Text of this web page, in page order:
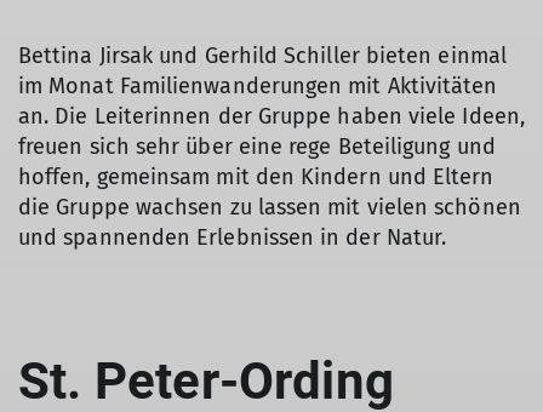
Bettina Jirsak und Gerhild Schiller bieten einmal
im Monat Familienwanderungen mit Aktivitäten
an. Die Leiterinnen der Gruppe haben viele Ideen,
freuen sich sehr über eine rege Beteiligung und
hoffen, gemeinsam mit den Kindern und Eltern
die Gruppe wachsen zu lassen mit vielen schönen
und spannenden Erlebnissen in der Natur.
St. Peter-Ording